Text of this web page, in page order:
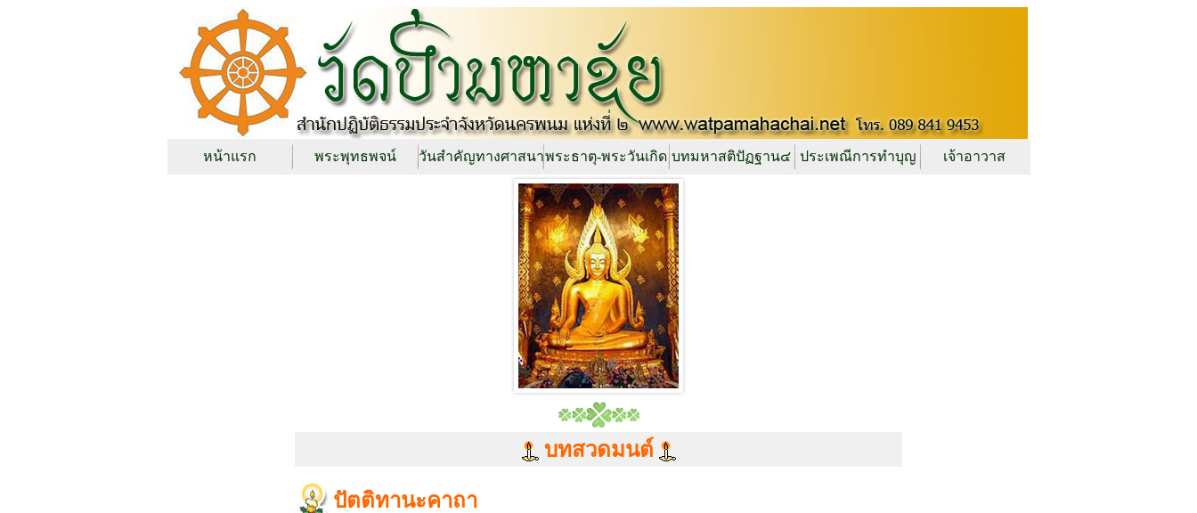
หน้าแรก พระพุทธพจน์ วันสำคัญทางศาสนาพระธาตุ-พระวันเกิด บทมหาสติปัฏฐาน๔ ประเพณีการทำบุญ เจ้าอาวาส
บทสวดมนต์
ปัตติทานะคาถา